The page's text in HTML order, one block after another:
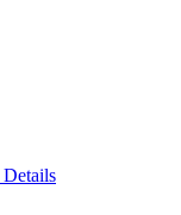
Details